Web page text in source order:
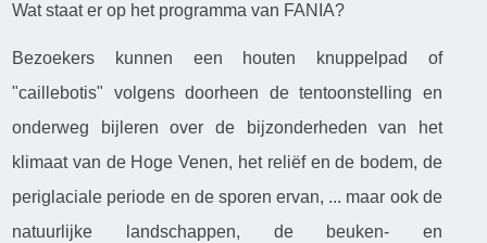
Wat staat er op het programma van FANIA?
Bezoekers kunnen een houten knuppelpad of
"caillebotis" volgens doorheen de tentoonstelling en
onderweg bijleren over de bijzonderheden van het
klimaat van de Hoge Venen, het reliëf en de bodem, de
periglaciale periode en de sporen ervan, ... maar ook de
natuurlijke landschappen, de beuken- en